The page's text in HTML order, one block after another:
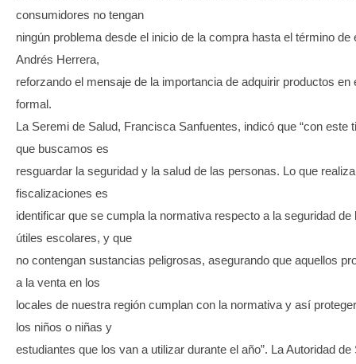
consumidores no tengan
ningún problema desde el inicio de la compra hasta el término de
Andrés Herrera,
reforzando el mensaje de la importancia de adquirir productos en
formal.
La Seremi de Salud, Francisca Sanfuentes, indicó que “con este
que buscamos es
resguardar la seguridad y la salud de las personas. Lo que
fiscalizaciones es
identificar que se cumpla la normativa respecto a la seguridad de
útiles escolares, y que
no contengan sustancias peligrosas, asegurando que aquellos
a la venta en los
locales de nuestra región cumplan con la normativa y así
los niños o niñas y
estudiantes que los van a utilizar durante el año”. La Autoridad de